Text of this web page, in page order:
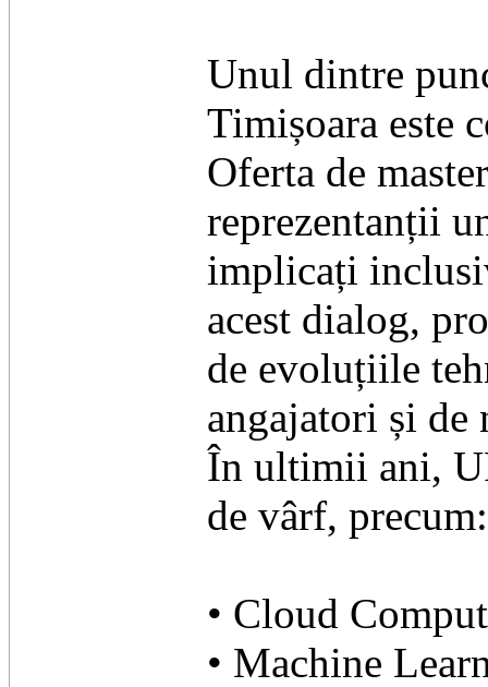
Unul dintre
Timișoara este
Oferta de
reprezentanții
implicați
acest dialog,
de evoluțiile
angajatori și de
În ultimii ani,
de vârf, precum:
• Cloud
• Machine